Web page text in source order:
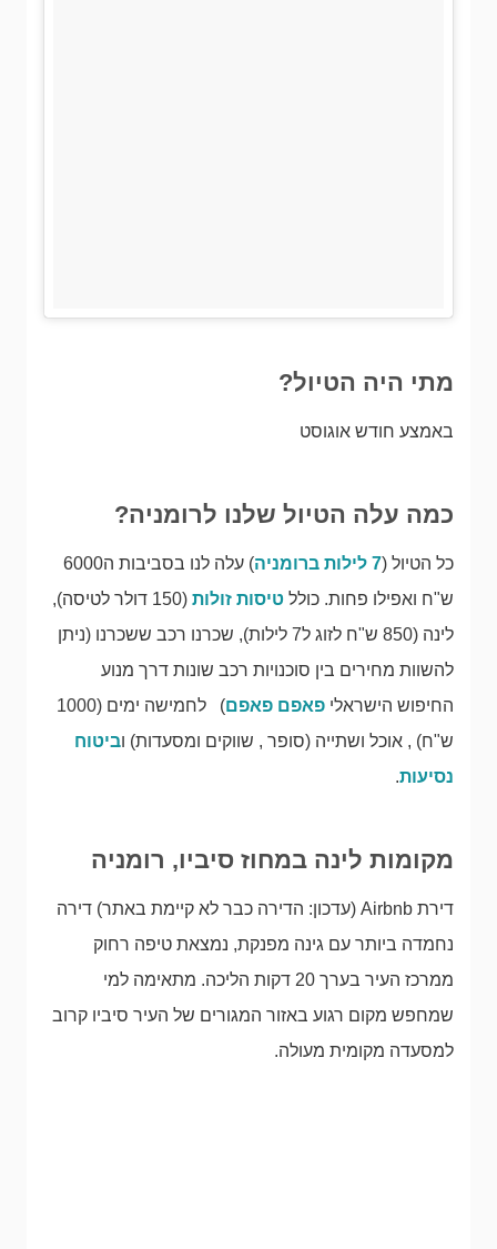
מתי היה הטיול?
באמצע חודש אוגוסט
כמה עלה הטיול שלנו לרומניה?
כל הטיול (7 לילות ברומניה
) עלה לנו בסביבות ה6000
ש"ח ואפילו פחות. כולל טיסות זולות
(150 דולר לטיסה),
לינה (850 ש"ח לזוג ל7 לילות), שכרנו רכב ששכרנו (ניתן
להשוות מחירים בין סוכנויות רכב שונות דרך מנוע
החיפוש הישראלי פאפם פאפם)
לחמישה ימים (1000
ש"ח) , אוכל ושתייה (סופר , שווקים ומסעדות) וביטוח
נסיעות.
מקומות לינה במחוז סיביו, רומניה
דירת Airbnb (עדכון: הדירה כבר לא קיימת באתר) דירה
נחמדה ביותר עם גינה מפנקת, נמצאת טיפה רחוק
ממרכז העיר בערך 20 דקות הליכה. מתאימה למי
שמחפש מקום רגוע באזור המגורים של העיר סיביו קרוב
למסעדה מקומית מעולה.